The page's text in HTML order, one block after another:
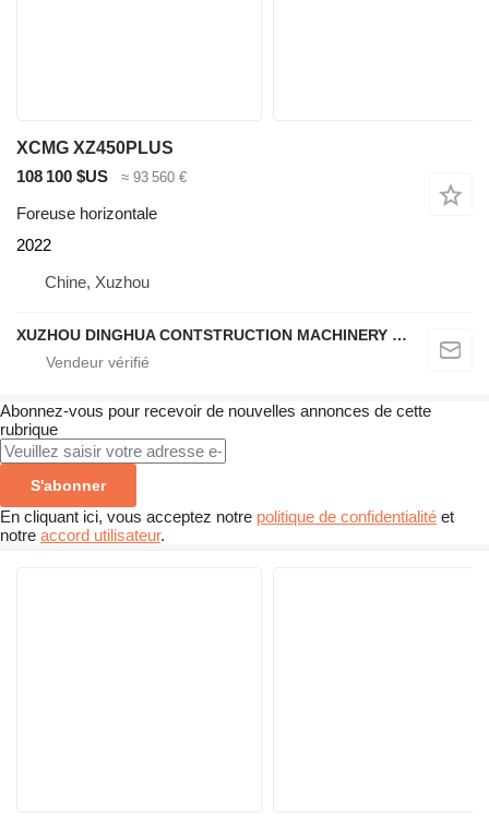
XCMG XZ450PLUS
108 100 $US
≈ 93 560 €
Foreuse horizontale
2022
Chine, Xuzhou
XUZHOU DINGHUA CONTSTRUCTION MACHINERY CO., LTD.
Abonnez-vous pour recevoir de nouvelles annonces de cette
rubrique
S'abonner
En cliquant ici, vous acceptez notre politique de confidentialité et
notre accord utilisateur.